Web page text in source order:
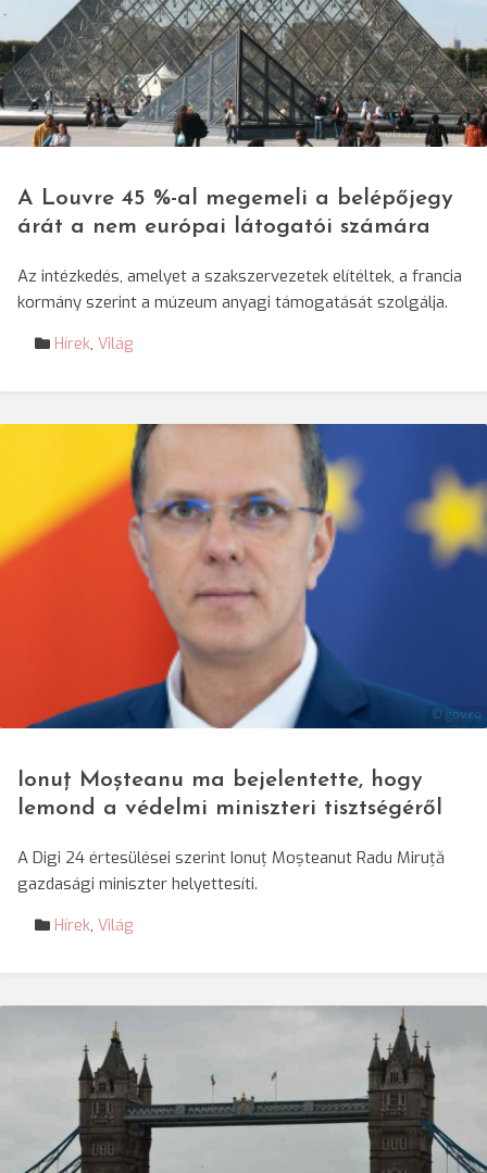
© Forró Zsófia/SRR
A Louvre 45 %-al megemeli a belépőjegy
árát a nem európai látogatói számára
Az intézkedés, amelyet a szakszervezetek elítéltek, a francia
kormány szerint a múzeum anyagi támogatását szolgálja.
Hírek, Világ
© gov.ro
Ionuț Moșteanu ma bejelentette, hogy
lemond a védelmi miniszteri tisztségéről
A Digi 24 értesülései szerint Ionuț Moșteanut Radu Miruță
gazdasági miniszter helyettesíti.
Hírek, Világ